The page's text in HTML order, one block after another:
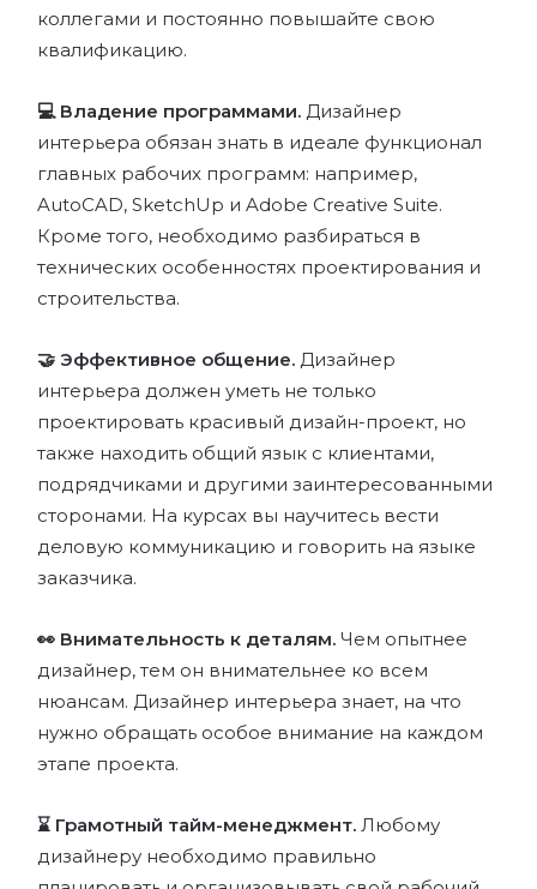
коллегами и постоянно повышайте свою
квалификацию.
💻 Владение программами. Дизайнер
интерьера обязан знать в идеале функционал
главных рабочих программ: например,
AutoCAD, SketchUp и Adobe Creative Suite.
Кроме того, необходимо разбираться в
технических особенностях проектирования и
строительства.
🤝 Эффективное общение. Дизайнер
интерьера должен уметь не только
проектировать красивый дизайн-проект, но
также находить общий язык с клиентами,
подрядчиками и другими заинтересованными
сторонами. На курсах вы научитесь вести
деловую коммуникацию и говорить на языке
заказчика.
👀 Внимательность к деталям. Чем опытнее
дизайнер, тем он внимательнее ко всем
нюансам. Дизайнер интерьера знает, на что
нужно обращать особое внимание на каждом
этапе проекта.
⌛️ Грамотный тайм-менеджмент. Любому
дизайнеру необходимо правильно